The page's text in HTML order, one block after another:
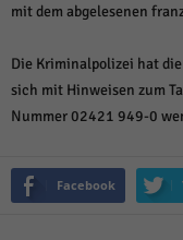
mit dem abgelesenen
Die Kriminalpolizei hat
sich mit Hinweisen zum
Nummer 02421 949-0
Facebook
Statistik Cookies erfassen
uns zu verstehen, wie
Marketing (1)
Marketing-Cookies werden